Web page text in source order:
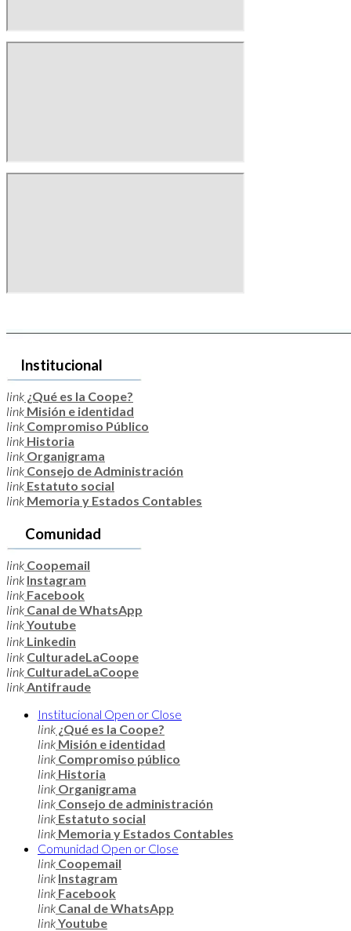
Institucional
link ¿Qué es la Coope?
link Misión e identidad
link Compromiso Público
link Historia
link Organigrama
link Consejo de Administración
link Estatuto social
link Memoria y Estados Contables
Comunidad
link Coopemail
link Instagram
link Facebook
link Canal de WhatsApp
linkYoutube
link Linkedin
link CulturadeLaCoope
link CulturadeLaCoope
linkAntifraude
Institucional Open or Close
link ¿Qué es la Coope?
link Misión e identidad
link Compromiso público
link Historia
link Organigrama
link Consejo de administración
link Estatuto social
link Memoria y Estados Contables
Comunidad Open or Close
link Coopemail
link Instagram
link Facebook
link Canal de WhatsApp
linkYoutube